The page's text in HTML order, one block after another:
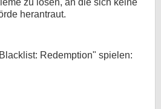
zu lösen, an die sich keine
herantraut.
Redemption" spielen: